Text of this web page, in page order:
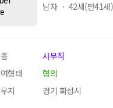
남자 ㆍ 42세(만41세)
사무직
형태
협의
지
경기 화성시